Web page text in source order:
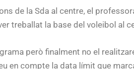
de la Sda al centre, el
treballat la base del voleibol
però finalment no el
en compte la data límit que